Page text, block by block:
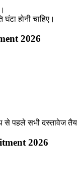
होनी चाहिए।
2026
से पहले सभी दस्तावेज
2026